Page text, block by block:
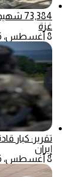
غزة
8 أغسطس، 2026
تقرير: كبار
إيران
8 أغسطس، 2026